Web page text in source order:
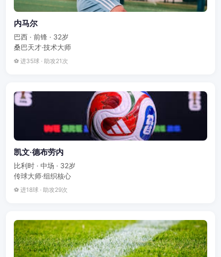
内马尔
巴西 · 前锋 · 32岁
桑巴天才·技术大师
⚽ 进35球 · 助攻21次
凯文·德布劳内
比利时 · 中场 · 32岁
传球大师·组织核心
⚽ 进18球 · 助攻29次